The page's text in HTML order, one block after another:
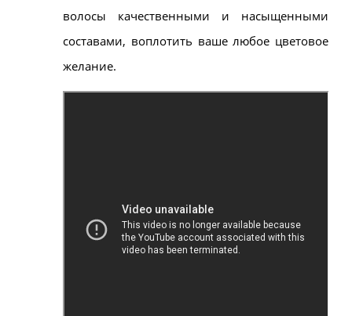
волосы качественными и насыщенными
составами, воплотить ваше любое цветовое
желание.